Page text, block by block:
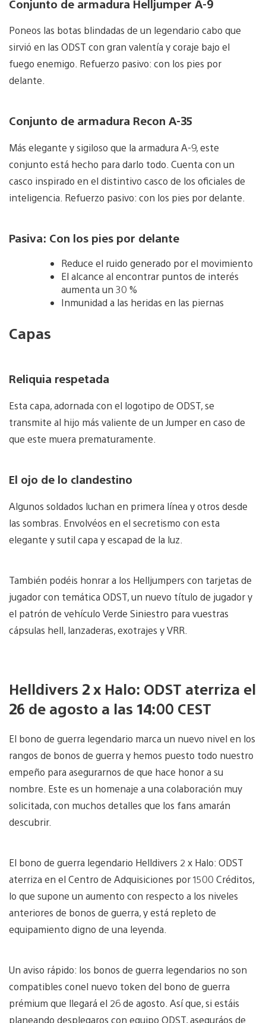
Conjunto de armadura Helljumper A-9
Poneos las botas blindadas de un legendario cabo que
sirvió en las ODST con gran valentía y coraje bajo el
fuego enemigo. Refuerzo pasivo: con los pies por
delante.
Conjunto de armadura Recon A-35
Más elegante y sigiloso que la armadura A-9, este
conjunto está hecho para darlo todo. Cuenta con un
casco inspirado en el distintivo casco de los oficiales de
inteligencia. Refuerzo pasivo: con los pies por delante.
Pasiva: Con los pies por delante
Reduce el ruido generado por el movimiento
El alcance al encontrar puntos de interés
aumenta un 30 %
Inmunidad a las heridas en las piernas
Capas
Reliquia respetada
Esta capa, adornada con el logotipo de ODST, se
transmite al hijo más valiente de un Jumper en caso de
que este muera prematuramente.
El ojo de lo clandestino
Algunos soldados luchan en primera línea y otros desde
las sombras. Envolvéos en el secretismo con esta
elegante y sutil capa y escapad de la luz.
También podéis honrar a los Helljumpers con tarjetas de
jugador con temática ODST, un nuevo título de jugador y
el patrón de vehículo Verde Siniestro para vuestras
cápsulas hell, lanzaderas, exotrajes y VRR.
Helldivers 2 x Halo: ODST aterriza el
26 de agosto a las 14:00 CEST
El bono de guerra legendario marca un nuevo nivel en los
rangos de bonos de guerra y hemos puesto todo nuestro
empeño para asegurarnos de que hace honor a su
nombre. Este es un homenaje a una colaboración muy
solicitada, con muchos detalles que los fans amarán
descubrir.
El bono de guerra legendario Helldivers 2 x Halo: ODST
aterriza en el Centro de Adquisiciones por 1500 Créditos,
lo que supone un aumento con respecto a los niveles
anteriores de bonos de guerra, y está repleto de
equipamiento digno de una leyenda.
Un aviso rápido: los bonos de guerra legendarios no son
compatibles conel nuevo token del bono de guerra
prémium que llegará el 26 de agosto. Así que, si estáis
planeando desplegaros con equipo ODST, aseguráos de